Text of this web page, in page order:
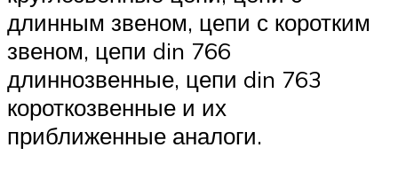
длинным звеном, цепи с коротким
звеном, цепи din 766
длиннозвенные, цепи din 763
короткозвенные и их
приближенные аналоги.